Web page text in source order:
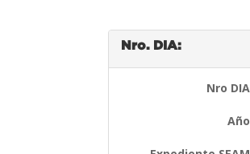
Nro. DIA:
Nro DIA
Año